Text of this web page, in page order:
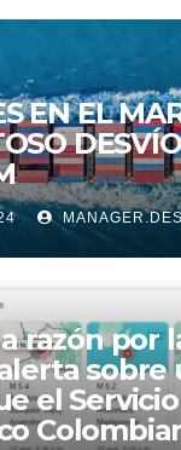
EN EL
razón por
sobre
el Servicio